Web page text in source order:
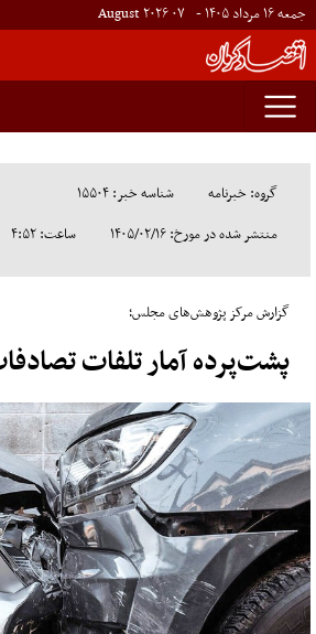
جمعه ۱۶ مرداد ۱۴۰۵ - ۰۷۲۰۲۶
گروه: خبرنامه
شناسه خبر: ۱۵۵۰۴
منتشر شده در مورخ: ۱۴۰۵/۰۲/۱۶
ساعت: ۴:۵۲
گزارش مرکز پژوهش‌های مجلس؛
پشت‌پرده آمار تلفات